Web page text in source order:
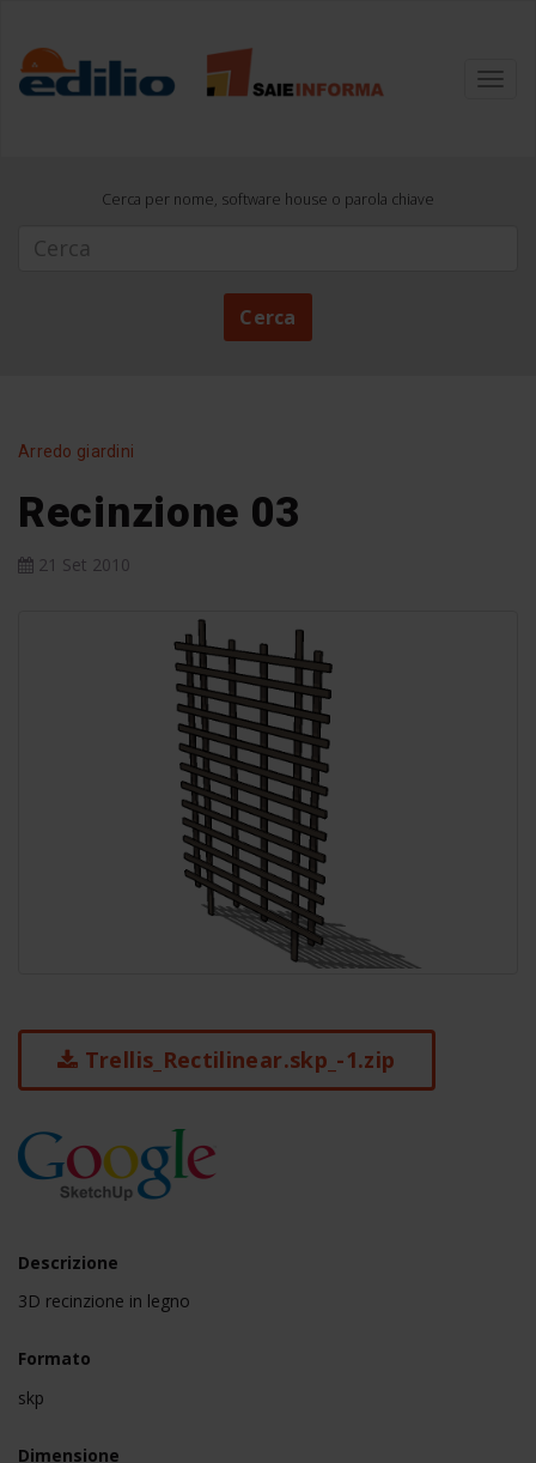
Cerca per nome, software house o parola chiave
Cerca
Arredo giardini
Recinzione 03
21 Set 2010
Trellis_Rectilinear.skp_-1.zip
Descrizione
3D recinzione in legno
Formato
skp
Dimensione